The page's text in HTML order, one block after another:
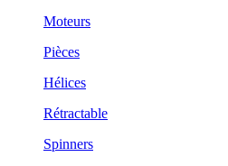
Moteurs
Pièces
Hélices
Rétractable
Spinners